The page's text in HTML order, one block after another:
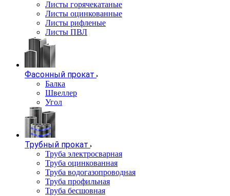
Листы горячекатаные
Листы оцинкованные
Листы рифленые
Листы ПВЛ
Фасонный прокат
Балка
Швеллер
Угол
Трубный прокат
Труба электросварная
Труба оцинкованная
Труба водогазопроводная
Труба профильная
Труба бесшовная